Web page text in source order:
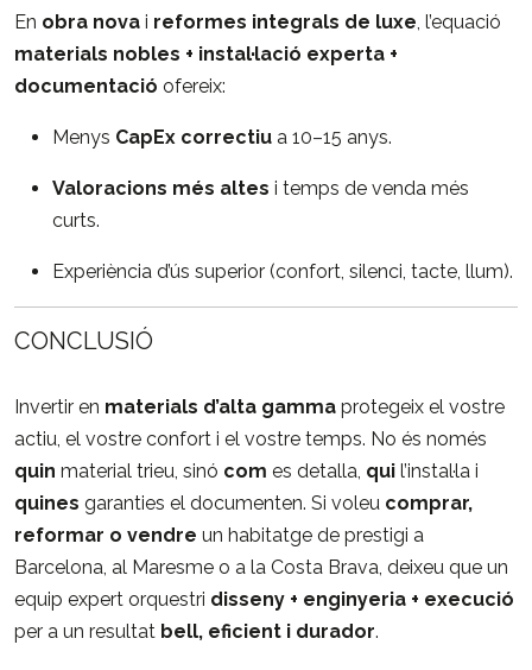
En obra nova i reformes integrals de luxe, l’equació
materials nobles + instal·lació experta +
documentació ofereix:
Menys CapEx correctiu a 10–15 anys.
Valoracions més altes i temps de venda més
curts.
Experiència d’ús superior (confort, silenci, tacte, llum).
CONCLUSIÓ
Invertir en materials d’alta gamma protegeix el vostre
actiu, el vostre confort i el vostre temps. No és només
quin material trieu, sinó com es detalla, qui l’instal·la i
quines garanties el documenten. Si voleu comprar,
reformar o vendre un habitatge de prestigi a
Barcelona, al Maresme o a la Costa Brava, deixeu que un
equip expert orquestri disseny + enginyeria + execució
per a un resultat bell, eficient i durador.